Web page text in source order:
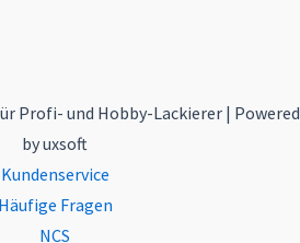
Profi- und Hobby-Lackierer | Powered
by uxsoft
Kundenservice
Häufige Fragen
NCS